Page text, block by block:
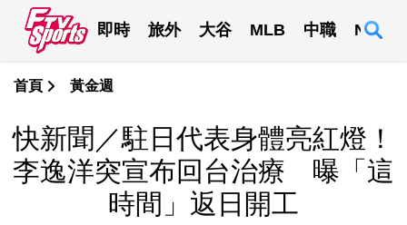
即時 旅外 大谷 MLB 中職 NBA
首頁 黃金週
快新聞／駐日代表身體亮紅燈！
李逸洋突宣布回台治療 曝「這
時間」返日開工